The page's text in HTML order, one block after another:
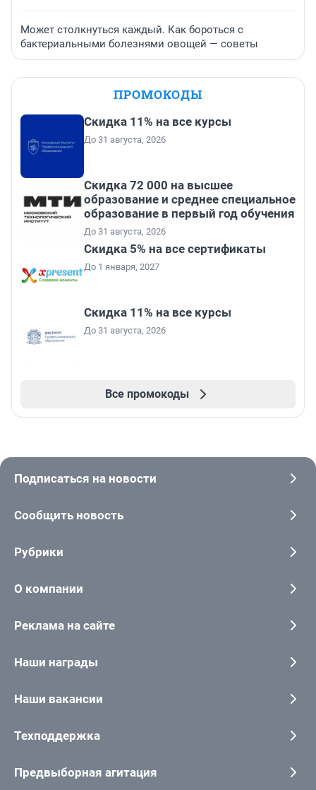
Может столкнуться каждый. Как бороться с
бактериальными болезнями овощей — советы
ПРОМОКОДЫ
Скидка 11% на все курсы
До 31 августа, 2026
Скидка 72 000 на высшее
образование и среднее специальное
образование в первый год обучения
До 31 августа, 2026
Скидка 5% на все сертификаты
До 1 января, 2027
Скидка 11% на все курсы
До 31 августа, 2026
Все промокоды
Подписаться на новости
Сообщить новость
Рубрики
О компании
Реклама на сайте
Наши награды
Наши вакансии
Техподдержка
Предвыборная агитация